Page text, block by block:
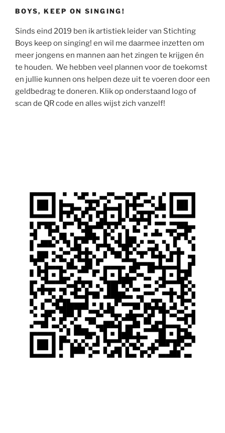
BOYS, KEEP ON SINGING!
Sinds eind 2019 ben ik artistiek leider van Stichting
Boys keep on singing! en wil me daarmee inzetten om
meer jongens en mannen aan het zingen te krijgen én
te houden. We hebben veel plannen voor de toekomst
en jullie kunnen ons helpen deze uit te voeren door een
geldbedrag te doneren. Klik op onderstaand logo of
scan de QR code en alles wijst zich vanzelf!